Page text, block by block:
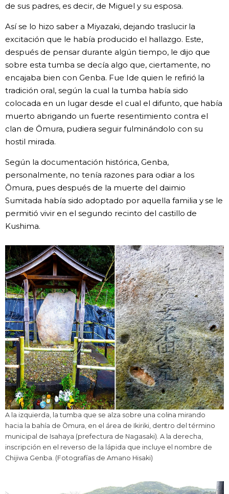
de sus padres, es decir, de Miguel y su esposa.
Así se lo hizo saber a Miyazaki, dejando traslucir la
excitación que le había producido el hallazgo. Este,
después de pensar durante algún tiempo, le dijo que
sobre esta tumba se decía algo que, ciertamente, no
encajaba bien con Genba. Fue Ide quien le refirió la
tradición oral, según la cual la tumba había sido
colocada en un lugar desde el cual el difunto, que había
muerto abrigando un fuerte resentimiento contra el
clan de Ōmura, pudiera seguir fulminándolo con su
hostil mirada.
Según la documentación histórica, Genba,
personalmente, no tenía razones para odiar a los
Ōmura, pues después de la muerte del daimio
Sumitada había sido adoptado por aquella familia y se le
permitió vivir en el segundo recinto del castillo de
Kushima.
A la izquierda, la tumba que se alza sobre una colina mirando
hacia la bahía de Ōmura, en el área de Ikiriki, dentro del término
municipal de Isahaya (prefectura de Nagasaki). A la derecha,
inscripción en el reverso de la lápida que incluye el nombre de
Chijiwa Genba. (Fotografías de Amano Hisaki)